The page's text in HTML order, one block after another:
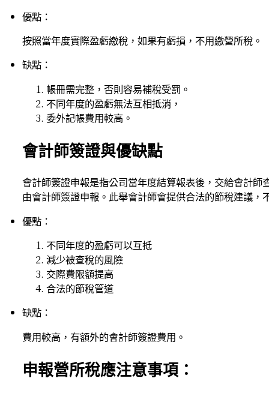
優點：
按照當年度實際盈虧繳稅，如果有虧損，不用繳營所稅。
缺點：
帳冊需完整，否則容易補稅受罰。
不同年度的盈虧無法互相抵消，
委外記帳費用較高。
會計師簽證與優缺點
會計師簽證申報是指公司當年度結算報表後，交給會計
由會計師簽證申報。此舉會計師會提供合法的節稅建議，
優點：
不同年度的盈虧可以互抵
減少被查稅的風險
交際費限額提高
合法的節稅管道
缺點：
費用較高，有額外的會計師簽證費用。
申報營所稅應注意事項：